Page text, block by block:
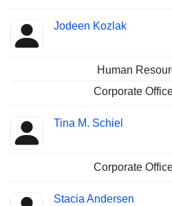
Jodeen Kozlak
Human
Corporate
Tina M. Schiel
Corporate
Stacia Andersen